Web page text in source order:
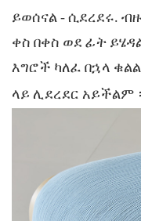
ይወሰናል - ሲደረደሩ.
ቀስ በቀስ ወደ ፊት
እግሮች ካለፈ በኋላ
ላይ ሊደረደር አይችልም